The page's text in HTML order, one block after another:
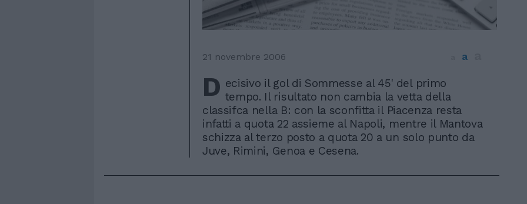
21 novembre 2006 a
D ecisivo il gol di Sommesse al 45' del primo
tempo. Il risultato non cambia la vetta della
classifca nella B: con la sconfitta il Piacenza resta
infatti a quota 22 assieme al Napoli, mentre il Mantova
schizza al terzo posto a quota 20 a un solo punto da
Juve, Rimini, Genoa e Cesena.